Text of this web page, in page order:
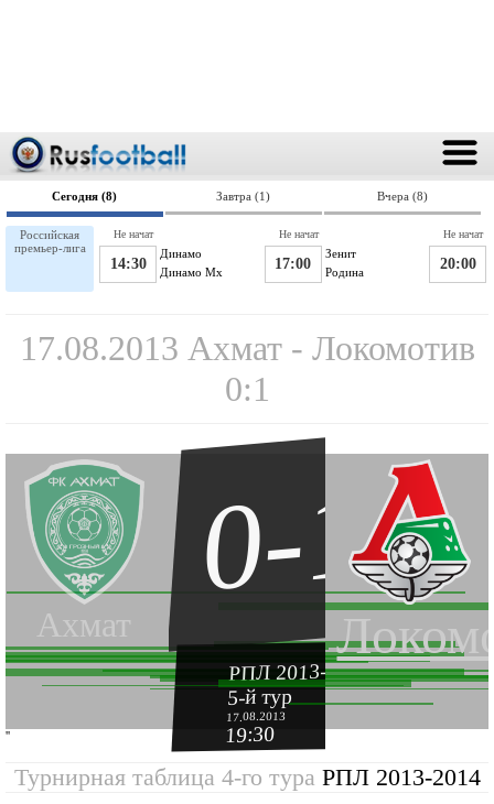
Сегодня (8) Завтра (1) Вчера (8)
Российская
премьер-лига
Динамо
14:30 Динамо Мх
Не начат
Зенит
17:00 Родина
Не начат
20:00
Не начат
17.08.2013 Ахмат - Локомотив
0:1
Ахмат
0-1
РПЛ 2013-2014
5-й тур
17.08.2013
19:30
''
Турнирная таблица 4-го тура РПЛ 2013-2014